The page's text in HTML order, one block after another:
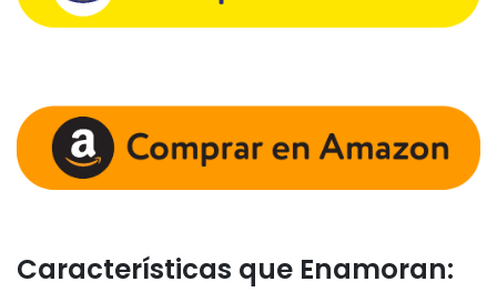
Características que Enamoran: